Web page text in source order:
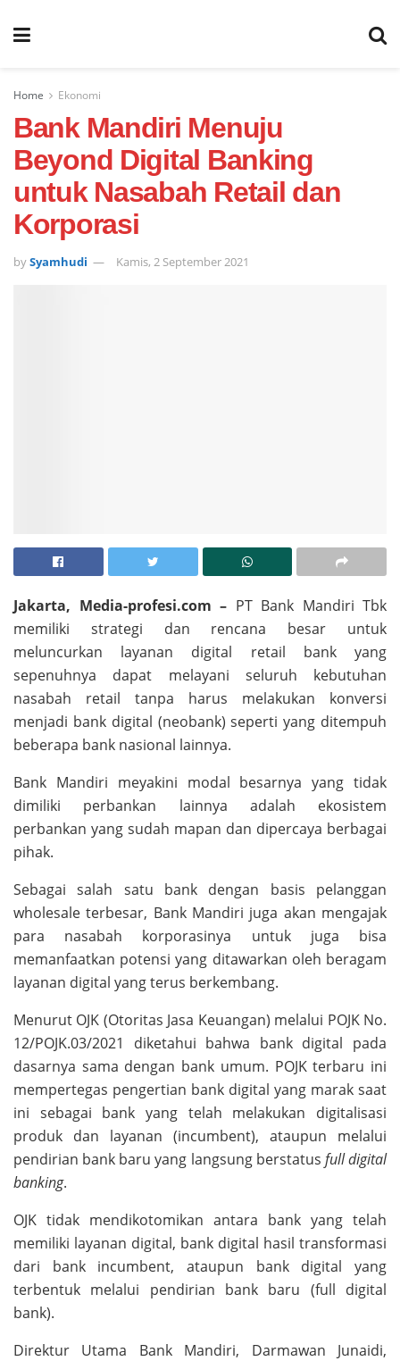
Home Ekonomi
Bank Mandiri Menuju
Beyond Digital Banking
untuk Nasabah Retail dan
Korporasi
bySyamhudi Kamis, 2 September 2021
Jakarta, Media-profesi.com – PT Bank Mandiri Tbk
memiliki strategi dan rencana besar untuk
meluncurkan layanan digital retail bank yang
sepenuhnya dapat melayani seluruh kebutuhan
nasabah retail tanpa harus melakukan konversi
menjadi bank digital (neobank) seperti yang ditempuh
beberapa bank nasional lainnya.
Bank Mandiri meyakini modal besarnya yang tidak
dimiliki perbankan lainnya adalah ekosistem
perbankan yang sudah mapan dan dipercaya berbagai
pihak.
Sebagai salah satu bank dengan basis pelanggan
wholesale terbesar, Bank Mandiri juga akan mengajak
para nasabah korporasinya untuk juga bisa
memanfaatkan potensi yang ditawarkan oleh beragam
layanan digital yang terus berkembang.
Menurut OJK (Otoritas Jasa Keuangan) melalui POJK No.
12/POJK.03/2021 diketahui bahwa bank digital pada
dasarnya sama dengan bank umum. POJK terbaru ini
mempertegas pengertian bank digital yang marak saat
ini sebagai bank yang telah melakukan digitalisasi
produk dan layanan (incumbent), ataupun melalui
pendirian bank baru yang langsung berstatus full digital
banking.
OJK tidak mendikotomikan antara bank yang telah
memiliki layanan digital, bank digital hasil transformasi
dari bank incumbent, ataupun bank digital yang
terbentuk melalui pendirian bank baru (full digital
bank).
Direktur Utama Bank Mandiri, Darmawan Junaidi,